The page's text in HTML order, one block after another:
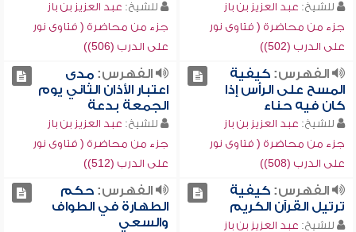
للشيخ: عبد العزيز بن باز
جزء من محاضرة ( فتاوى نور
على الدرب (502))
للشيخ: عبد العزيز بن باز
جزء من محاضرة ( فتاوى نور
على الدرب (506))
الفهرس:كيفية
المسح على الرأس إذا
كان فيه حناء
للشيخ: عبد العزيز بن باز
جزء من محاضرة ( فتاوى نور
على الدرب (508))
الفهرس:مدى
اعتبار الأذان الثاني يوم
الجمعة بدعة
للشيخ: عبد العزيز بن باز
جزء من محاضرة ( فتاوى نور
على الدرب (512))
الفهرس:كيفية
ترتيل القرآن الكريم
للشيخ: عبد العزيز بن باز
الفهرس:حكم
الطهارة في الطواف
والسعي